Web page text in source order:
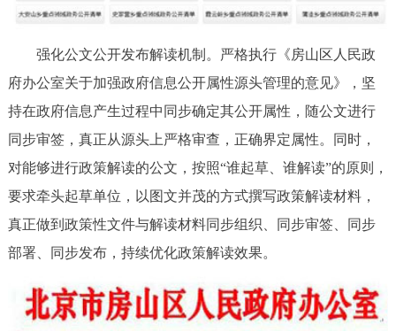
强化公文公开发布解读机制。严格执行《房山区人民政
府办公室关于加强政府信息公开属性源头管理的意见》，坚
持在政府信息产生过程中同步确定其公开属性，随公文进行
同步审签，真正从源头上严格审查，正确界定属性。同时，
对能够进行政策解读的公文，按照“谁起草、谁解读”的原则，
要求牵头起草单位，以图文并茂的方式撰写政策解读材料，
真正做到政策性文件与解读材料同步组织、同步审签、同步
部署、同步发布，持续优化政策解读效果。